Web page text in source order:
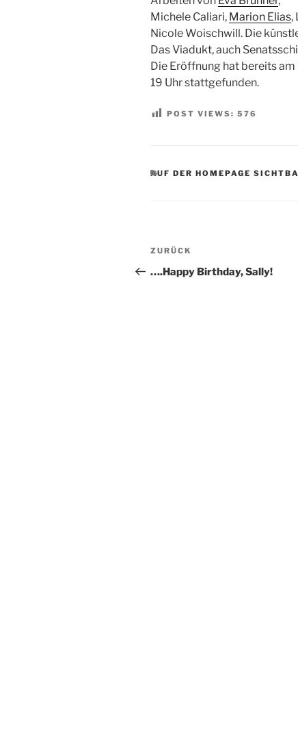
y
Michele Caliari, Marion Elias,
Nicole Woischwill. Die
Das Viadukt, auch
Die Eröffnung hat bereits
19 Uhr stattgefunden.
POST VIEWS: 576
KATEGORIEN
AUF DER HOMEPAGE
Beitragsnavigation
Vorheriger
Beitrag
ZURÜCK
….Happy Birthday, Sally!